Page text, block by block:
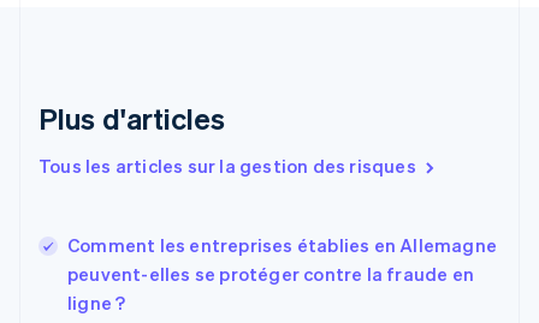
Plus d'articles
Tous les articles sur la gestion des risques
Comment les entreprises établies en Allemagne
peuvent-elles se protéger contre la fraude en
ligne ?
Espagne
Estonie
EnglishEspañol简体中文
Finlande
EnglishSvenska